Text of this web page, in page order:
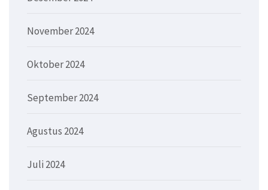
November 2024
Oktober 2024
September 2024
Agustus 2024
Juli 2024